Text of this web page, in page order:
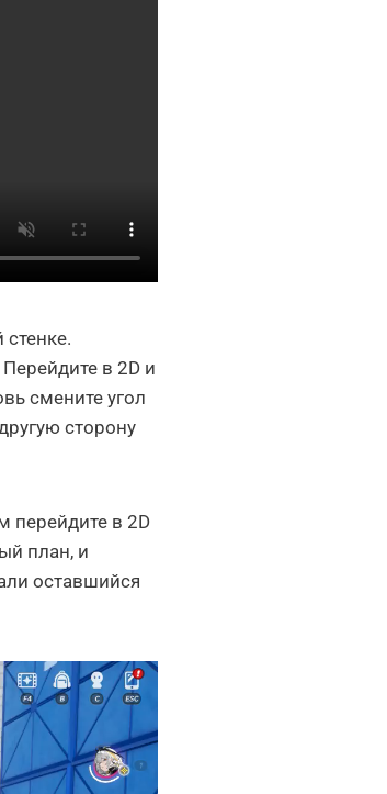
в 2D и
смените угол
в 2D